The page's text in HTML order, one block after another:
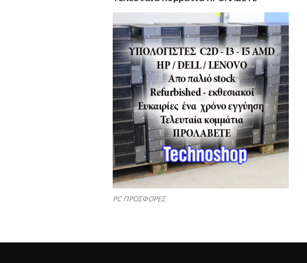
PC ΠΡΟΣΦΟΡΕΣ